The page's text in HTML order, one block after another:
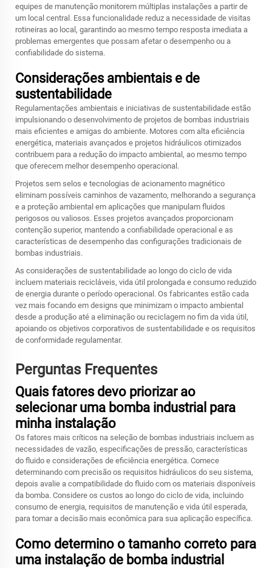
equipes de manutenção monitorem múltiplas instalações a partir de
um local central. Essa funcionalidade reduz a necessidade de visitas
rotineiras ao local, garantindo ao mesmo tempo resposta imediata a
problemas emergentes que possam afetar o desempenho ou a
confiabilidade do sistema.
Considerações ambientais e de
sustentabilidade
Regulamentações ambientais e iniciativas de sustentabilidade estão
impulsionando o desenvolvimento de projetos de bombas industriais
mais eficientes e amigas do ambiente. Motores com alta eficiência
energética, materiais avançados e projetos hidráulicos otimizados
contribuem para a redução do impacto ambiental, ao mesmo tempo
que oferecem melhor desempenho operacional.
Projetos sem selos e tecnologias de acionamento magnético
eliminam possíveis caminhos de vazamento, melhorando a segurança
e a proteção ambiental em aplicações que manipulam fluidos
perigosos ou valiosos. Esses projetos avançados proporcionam
contenção superior, mantendo a confiabilidade operacional e as
características de desempenho das configurações tradicionais de
bombas industriais.
As considerações de sustentabilidade ao longo do ciclo de vida
incluem materiais recicláveis, vida útil prolongada e consumo reduzido
de energia durante o período operacional. Os fabricantes estão cada
vez mais focando em designs que minimizam o impacto ambiental
desde a produção até a eliminação ou reciclagem no fim da vida útil,
apoiando os objetivos corporativos de sustentabilidade e os requisitos
de conformidade regulamentar.
Perguntas Frequentes
Quais fatores devo priorizar ao
selecionar uma bomba industrial para
minha instalação
Os fatores mais críticos na seleção de bombas industriais incluem as
necessidades de vazão, especificações de pressão, características
do fluido e considerações de eficiência energética. Comece
determinando com precisão os requisitos hidráulicos do seu sistema,
depois avalie a compatibilidade do fluido com os materiais disponíveis
da bomba. Considere os custos ao longo do ciclo de vida, incluindo
consumo de energia, requisitos de manutenção e vida útil esperada,
para tomar a decisão mais econômica para sua aplicação específica.
Como determino o tamanho correto para
uma instalação de bomba industrial